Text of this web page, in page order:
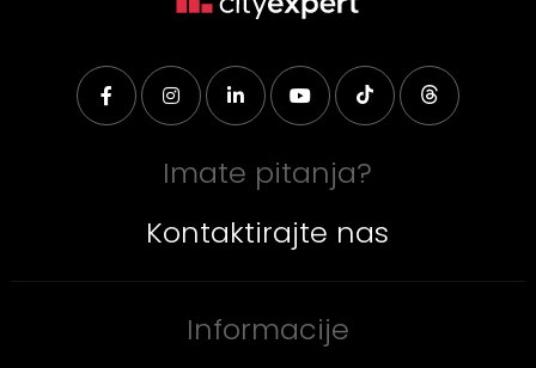
Imate pitanja?
Kontaktirajte nas
Informacije